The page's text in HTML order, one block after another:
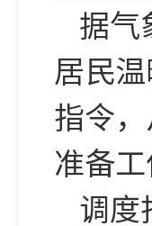
据气
居民
指令
准备工
调度